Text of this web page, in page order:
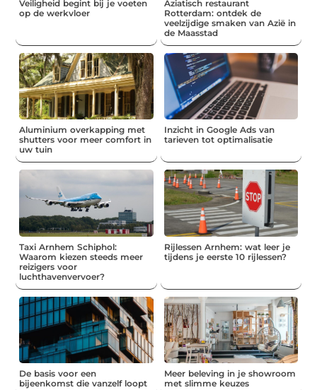
Veiligheid begint bij je voeten
op de werkvloer
Aziatisch restaurant
Rotterdam: ontdek de
veelzijdige smaken van Azië in
de Maasstad
Aluminium overkapping met
shutters voor meer comfort in
uw tuin
Inzicht in Google Ads van
tarieven tot optimalisatie
Taxi Arnhem Schiphol:
Waarom kiezen steeds meer
reizigers voor
luchthavenvervoer?
Rijlessen Arnhem: wat leer je
tijdens je eerste 10 rijlessen?
De basis voor een
bijeenkomst die vanzelf loopt
Meer beleving in je showroom
met slimme keuzes